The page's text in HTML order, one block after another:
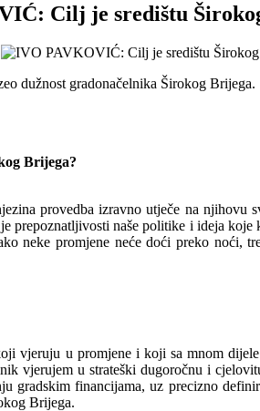
Cilj je središtu
dužnost gradonačelnika Širokog
Brijega?
provedba izravno utječe na
prepoznatljivosti naše politike i ideja
neke promjene neće doći preko
vjeruju u promjene i koji sa mnom
vjerujem u strateški dugoročnu i
gradskim financijama, uz precizno
Brijega.